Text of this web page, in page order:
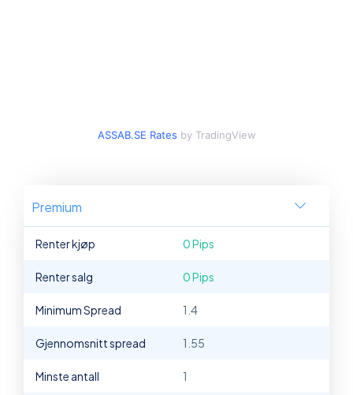
ASSAB.SE Rates by TradingView
Premium
Renter kjøp 0 Pips
Renter salg 0 Pips
Minimum Spread 1.4
Gjennomsnitt spread 1.55
Minste antall 1